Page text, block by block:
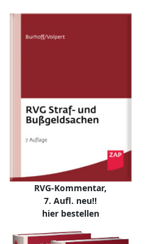
RVG-Kommentar,
7. Aufl. neu!!
hier bestellen